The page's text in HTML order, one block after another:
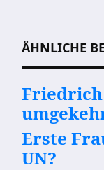
ÄHNLICHE
Friedrich
Erste
UN?